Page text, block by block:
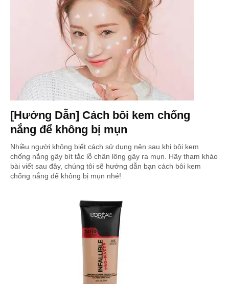
[Hướng Dẫn] Cách bôi kem chống
nắng để không bị mụn
Nhiều người không biết cách sử dụng nên sau khi bôi kem
chống nắng gây bít tắc lỗ chân lông gây ra mụn. Hãy tham khảo
bài viết sau đây, chúng tôi sẽ hướng dẫn bạn cách bôi kem
chống nắng để không bị mụn nhé!